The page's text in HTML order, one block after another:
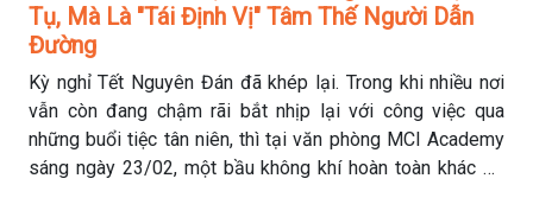
Tụ, Mà Là "Tái Định Vị" Tâm Thế Người Dẫn
Đường
Kỳ nghỉ Tết Nguyên Đán đã khép lại. Trong khi nhiều nơi
vẫn còn đang chậm rãi bắt nhịp lại với công việc qua
những buổi tiệc tân niên, thì tại văn phòng MCI Academy
sáng ngày 23/02, một bầu không khí hoàn toàn khác đã